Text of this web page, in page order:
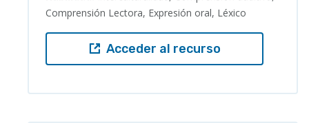
Comprensión Lectora, Expresión oral, Léxico
Acceder al recurso